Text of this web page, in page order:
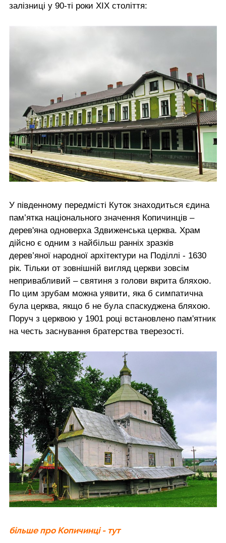
залізниці у 90-ті роки ХІХ століття:
У південному передмісті Куток знаходиться єдина
пам’ятка національного значення Копичинців –
дерев'яна одноверха Здвиженська церква. Храм
дійсно є одним з найбільш ранніх зразків
дерев’яної народної архітектури на Поділлі - 1630
рік. Тільки от зовнішній вигляд церкви зовсім
непривабливий – святиня з голови вкрита бляхою.
По цим зрубам можна уявити, яка б симпатична
була церква, якщо б не була спаскуджена бляхою.
Поруч з церквою у 1901 році встановлено пам'ятник
на честь заснування братерства тверезості.
більше про Копичинці - тут